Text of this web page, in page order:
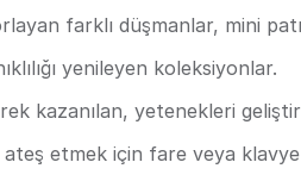
farklı düşmanlar, mini
yenileyen koleksiyonlar.
kazanılan, yetenekleri
etmek için fare veya klavye